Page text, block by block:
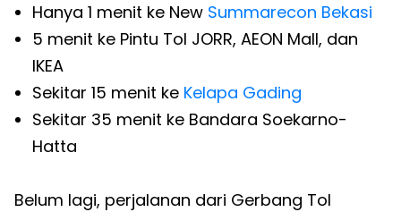
Hanya 1 menit ke New Summarecon Bekasi
5 menit ke Pintu Tol JORR, AEON Mall, dan
IKEA
Sekitar 15 menit ke Kelapa Gading
Sekitar 35 menit ke Bandara Soekarno-
Hatta
Belum lagi, perjalanan dari Gerbang Tol